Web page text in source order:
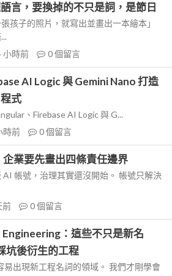
言，要換掉的不只是詞，是節日
孩子的照片，就寫出並畫出一本繪本」
小時前 0個留言
AI Logic 與 Gemini Nano 打造
式
、Firebase AI Logic 與 G...
時前 0個留言
業要先畫出四條責任邊界
帳號，治理其實還沒開始。 帳號只解決
前 0個留言
：這些不只是新名
坑後衍生的工程
出現新工程名詞的領域。 我們才剛學會